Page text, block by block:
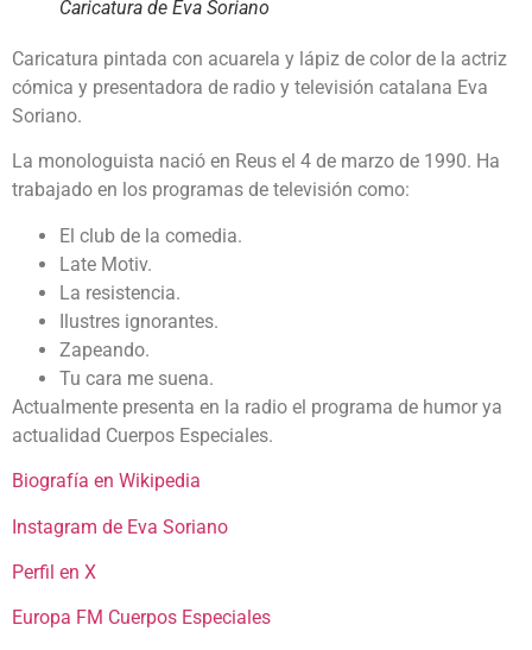
Caricatura de Eva Soriano
Caricatura pintada con acuarela y lápiz de color de la actriz
cómica y presentadora de radio y televisión catalana Eva
Soriano.
La monologuista nació en Reus el 4 de marzo de 1990. Ha
trabajado en los programas de televisión como:
El club de la comedia.
Late Motiv.
La resistencia.
Ilustres ignorantes.
Zapeando.
Tu cara me suena.
Actualmente presenta en la radio el programa de humor ya
actualidad Cuerpos Especiales.
Biografía en Wikipedia
Instagram de Eva Soriano
Perfil en X
Europa FM Cuerpos Especiales